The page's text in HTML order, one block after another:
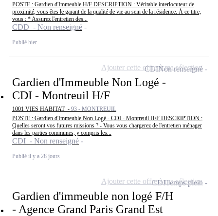
POSTE : Gardien d'Immeuble H/F DESCRIPTION : Véritable interlocuteur de
proximité, vous êtes le garant de la qualité de vie au sein de la résidence. À ce titre,
vous : * Assurez l'entretien des...
CDD - Non renseigné
Publié hier
Gardien d'Immeuble Non Logé -
CDI - Montreuil H/F
1001 VIES HABITAT - 93 - MONTREUIL
POSTE : Gardien d'Immeuble Non Logé - CDI - Montreuil H/F DESCRIPTION :
Quelles seront vos futures missions ? - Vous vous chargerez de l'entretien ménager
dans les parties communes, y compris les...
CDI - Non renseigné
Publié il y a 28 jours
CDINon renseigné
Ajouter cette offre à ma sélection
Gardien d'immeuble non logé F/H
- Agence Grand Paris Grand Est
CDITemps plein
Ajouter cette offre à ma sélection